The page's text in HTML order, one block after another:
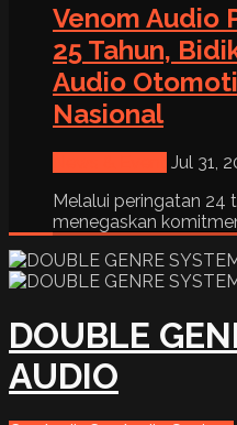
Venom Audio
25 Tahun,
Audio
Nasional
Jul 31,
Melalui peringatan 24
menegaskan
DOUBLE
AUDIO